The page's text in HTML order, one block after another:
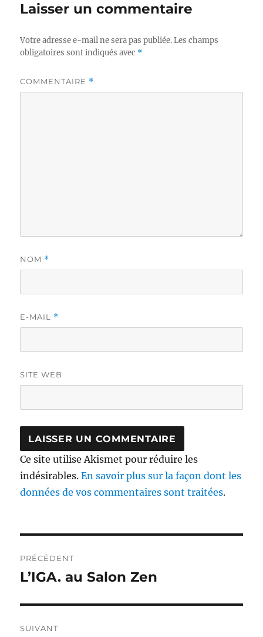
Laisser un commentaire
Votre adresse e-mail ne sera pas publiée. Les champs
obligatoires sont indiqués avec *
COMMENTAIRE *
NOM *
E-MAIL *
SITE WEB
Ce site utilise Akismet pour réduire les
indésirables.En savoir plus sur la façon dont les
données de vos commentaires sont traitées.
de
PRÉCÉDENT
Publication
L’IGA. au Salon Zen
SUIVANT